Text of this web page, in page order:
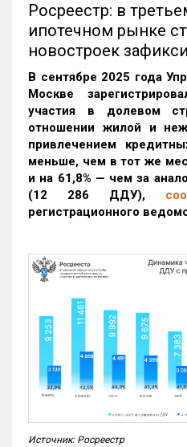
Росреестр: в
ипотечном рынке
новостроек
В сентябре 2025 года
Москве
участия в долевом
отношении жилой и
привлечением
меньше, чем в тот же
и на 61,8% — чем за
(12 286 ДДУ),
регистрационного
Источник: Росреестр